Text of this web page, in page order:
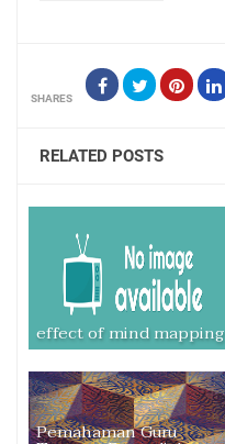
SHARES
RELATED POSTS
effect of mind mapping
Pemahaman Guru